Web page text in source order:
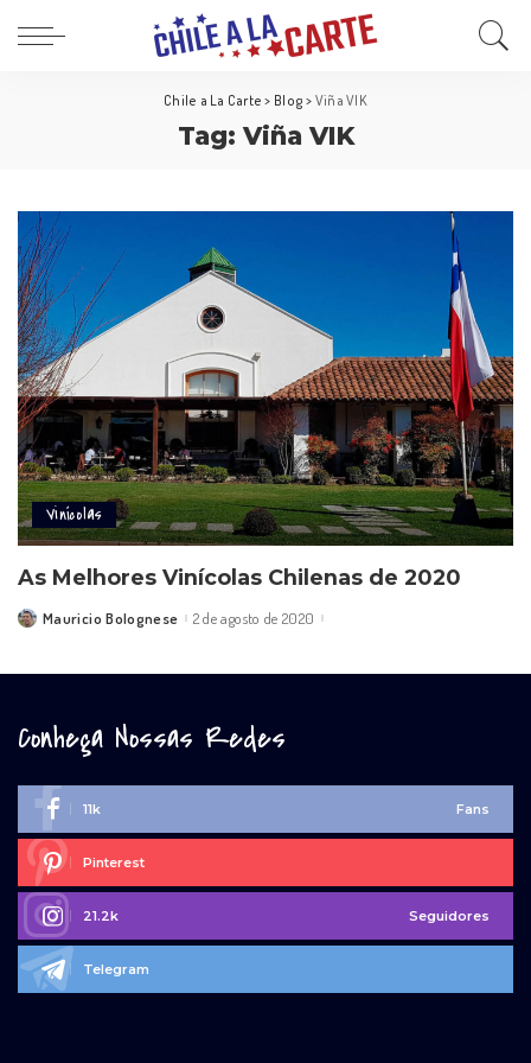
Chile a La Carte > Blog > Viña VIK
Tag: Viña VIK
Vinícolas
As Melhores Vinícolas Chilenas de 2020
PostedMauricio Bolognese 2 de agosto de 2020
Conheça Nossas Redes
11k Fans
Pinterest
21.2k Seguidores
Telegram